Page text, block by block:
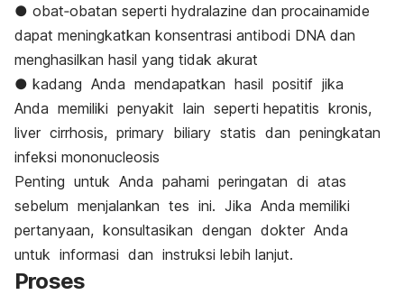
● obat‐obatan seperti hydralazine dan procainamide
dapat meningkatkan konsentrasi antibodi DNA dan
menghasilkan hasil yang tidak akurat
● kadang Anda mendapatkan hasil positif jika
Anda memiliki penyakit lain seperti hepatitis kronis,
liver cirrhosis, primary biliary statis dan peningkatan
infeksi mononucleosis
Penting untuk Anda pahami peringatan di atas
sebelum menjalankan tes ini. Jika Anda memiliki
pertanyaan, konsultasikan dengan dokter Anda
untuk informasi dan instruksi lebih lanjut.
Proses